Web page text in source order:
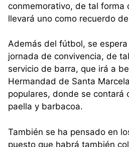
conmemorativo, de tal forma
llevará uno como recuerdo
Además del fútbol, se
jornada de convivencia, de
servicio de barra, que irá a
Hermandad de Santa
populares, donde se contará
paella y barbacoa.
También se ha pensado en
puesto que habrá también